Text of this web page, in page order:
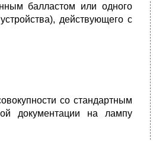
балластом или одного
действующего с
со стандартным
документации на лампу